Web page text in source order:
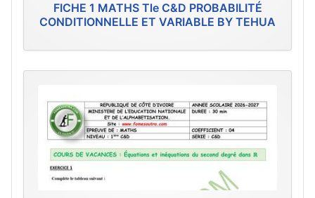
FICHE 1 MATHS Tle C&D PROBABILITÉ
CONDITIONNELLE ET VARIABLE BY TEHUA